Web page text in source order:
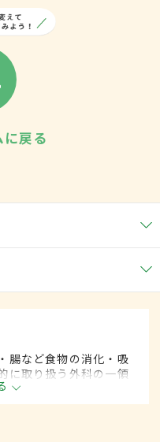
戻る
腸など食物の消化・吸
に取り扱う外科の一領
は、消化器科と呼ば